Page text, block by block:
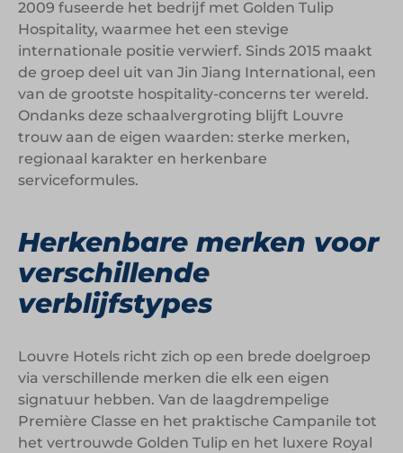
2009 fuseerde het bedrijf met Golden Tulip
Hospitality, waarmee het een stevige
internationale positie verwierf. Sinds 2015 maakt
de groep deel uit van Jin Jiang International, een
van de grootste hospitality-concerns ter wereld.
Ondanks deze schaalvergroting blijft Louvre
trouw aan de eigen waarden: sterke merken,
regionaal karakter en herkenbare
serviceformules.
Herkenbare merken voor
verschillende
verblijfstypes
Louvre Hotels richt zich op een brede doelgroep
via verschillende merken die elk een eigen
signatuur hebben. Van de laagdrempelige
Première Classe en het praktische Campanile tot
het vertrouwde Golden Tulip en het luxere Royal